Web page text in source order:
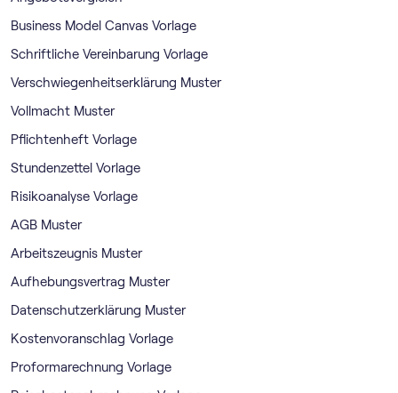
Business Model Canvas Vorlage
Schriftliche Vereinbarung Vorlage
Verschwiegenheitserklärung Muster
Vollmacht Muster
Pflichtenheft Vorlage
Stundenzettel Vorlage
Risikoanalyse Vorlage
AGB Muster
Arbeitszeugnis Muster
Aufhebungsvertrag Muster
Datenschutzerklärung Muster
Kostenvoranschlag Vorlage
Proformarechnung Vorlage